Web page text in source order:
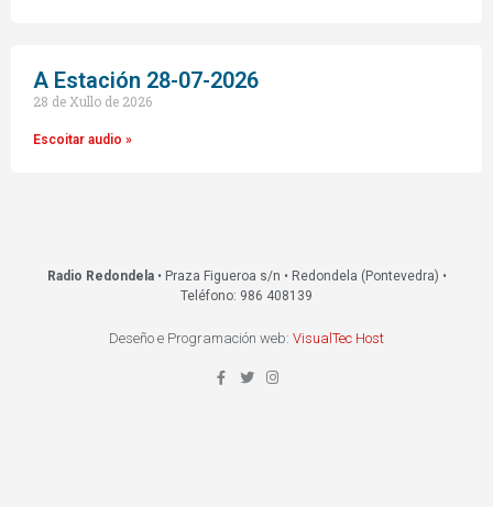
A Estación 28-07-2026
28 de Xullo de 2026
Escoitar audio »
Radio Redondela• Praza Figueroa s/n • Redondela (Pontevedra) •
Teléfono: 986 408139
Deseño e Programación web: VisualTec Host